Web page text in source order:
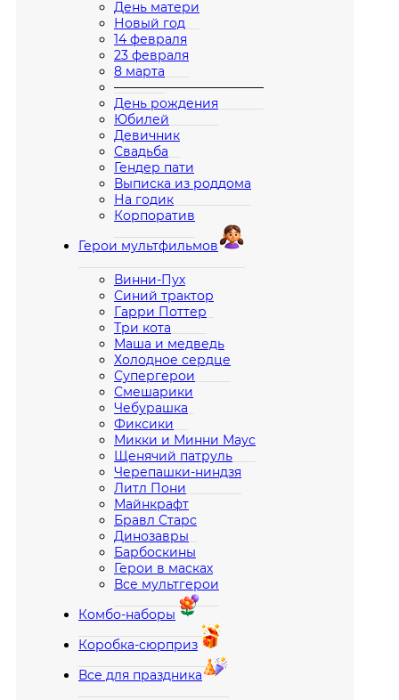
День матери
Новый год
14 февраля
23 февраля
8 марта
————————————
День рождения
Юбилей
Девичник
Свадьба
Гендер пати
Выписка из роддома
На годик
Корпоратив
Герои мультфильмов
Винни-Пух
Синий трактор
Гарри Поттер
Три кота
Маша и медведь
Холодное сердце
Супергерои
Смешарики
Чебурашка
Фиксики
Микки и Минни Маус
Щенячий патруль
Черепашки-ниндзя
Литл Пони
Майнкрафт
Бравл Старс
Динозавры
Барбоскины
Герои в масках
Все мультгерои
Комбо-наборы
Коробка-сюрприз
Все для праздника